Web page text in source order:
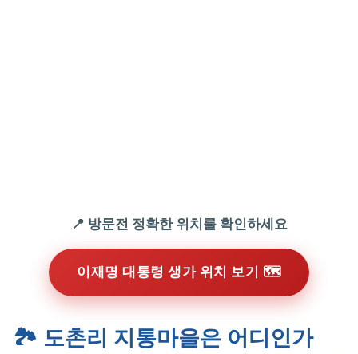
📍 방문전 정확한 위치를 확인하세요
이재명 대통령 생가 위치 보기 🗺️
🏞️ 도촌리 지통마을은 어디인가